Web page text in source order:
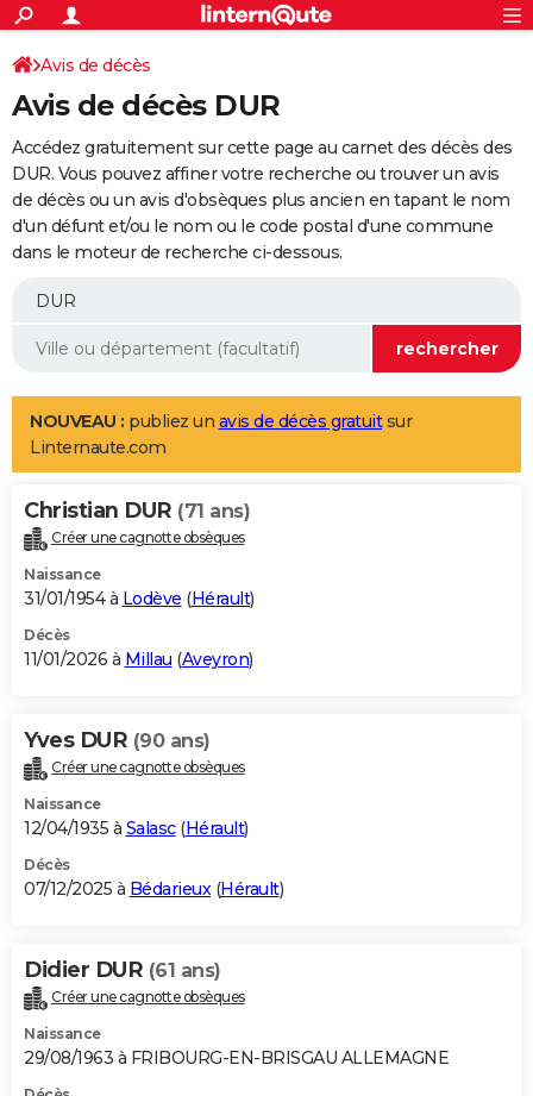
ACTUALITÉS
Politique
Société
Faits Divers
Education
Monde
Villes
+
SPORT
Coupe du monde 2026
Football
Tennis
Cyclisme
Rugby
Forum
Programme TV
TNT
Streaming
Cinéma
Sorties cinéma
Musique
+
FINANCE
Retraite
Impôts
Epargne
Immobilier
Risques naturels par ville
Banque
Assurance
Crédit
AUTO
Essais
Réserver un essai
Citadines
Berlines
SUV
Forum auto
+
Mobiles
Meilleur smartphone
Internet
Ordinateurs
Jeux vidéo
Guide high-tech
Aménagement intérieur
LIFESTYLE
Art de vivre
Bien-être
Loisirs
Mode
Modes de vie
Alimentation
Guide de la santé
Maladies
Médicaments
Sommeil
VOYAGE
Destinations
City break
Voyage nature
Voyage de noces
Forum
Climat
+PHOTO
GUIDES D'ACHAT
BONS PLANS
Carte de Noël
Carte Bonne année
Carte Saint-Valentin
Carte Pâques
Carte d'anniversaire
DICTIONNAIRE
Dictionnaire
Biographies
Citations
Expressions
Proverbes
PROGRAMME TV
S'inscrire
Se connecter
Lycées
Collèges
Primaires
Universités
Entreprises
Service militaire
Avis de recherche
AVIS DE DÉCÈS
Bricolage
Lifestyle
Culture
Sport
Auto
Television
Voyage
Cinema
Avis de décès
Avis de décès DUR
Accédez gratuitement sur cette page au carnet des décès des
DUR. Vous pouvez affiner votre recherche ou trouver un avis
de décès ou un avis d'obsèques plus ancien en tapant le nom
d'un défunt et/ou le nom ou le code postal d'une commune
dans le moteur de recherche ci-dessous.
NOUVEAU : publiez un avis de décès gratuitsur
Linternaute.com
Christian DUR (71 ans)
Créer une cagnotte obsèques
Naissance
31/01/1954 à Lodève (Hérault)
Décès
11/01/2026 à Millau (Aveyron)
Yves DUR (90 ans)
Créer une cagnotte obsèques
Naissance
12/04/1935 à Salasc(Hérault)
Décès
07/12/2025 à Bédarieux(Hérault)
Didier DUR (61 ans)
Créer une cagnotte obsèques
Naissance
29/08/1963 à FRIBOURG-EN-BRISGAU ALLEMAGNE